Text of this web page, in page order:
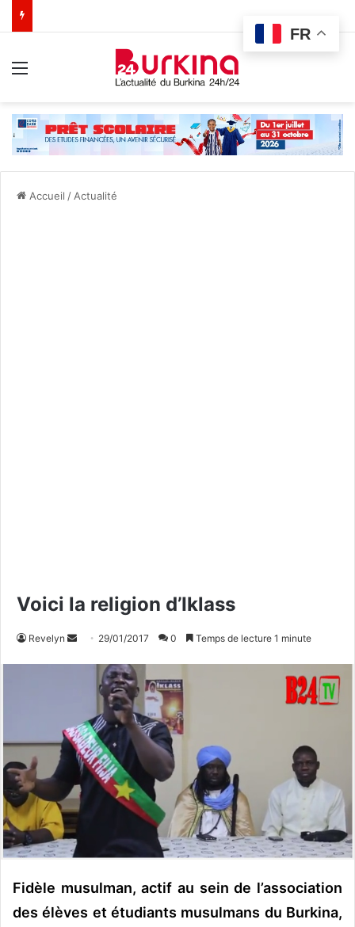
Accueil / Actualité
Voici la religion d’Iklass
Revelyn
e
r
u
n
c
u
r
29/01/2017 0 Temps de lecture 1 minute
Fidèle musulman, actif au sein de l’association
des élèves et étudiants musulmans du Burkina,
FR